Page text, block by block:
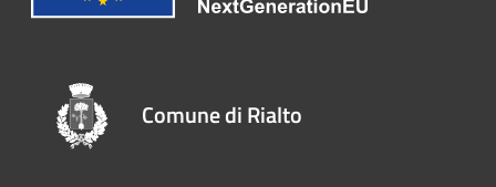
Comune di Rialto